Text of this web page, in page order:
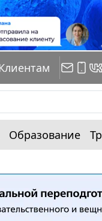
Образование